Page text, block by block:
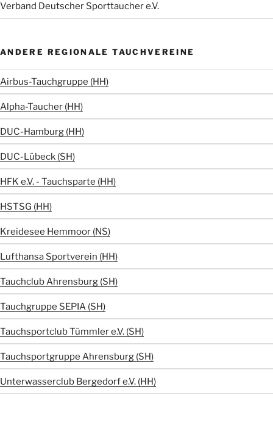
Verband Deutscher Sporttaucher e.V.
ANDERE REGIONALE TAUCHVEREINE
Airbus-Tauchgruppe (HH)
Alpha-Taucher (HH)
DUC-Hamburg (HH)
DUC-Lübeck (SH)
HFK e.V. - Tauchsparte (HH)
HSTSG (HH)
Kreidesee Hemmoor (NS)
Lufthansa Sportverein (HH)
Tauchclub Ahrensburg (SH)
Tauchgruppe SEPIA (SH)
Tauchsportclub Tümmler e.V. (SH)
Tauchsportgruppe Ahrensburg (SH)
Unterwasserclub Bergedorf e.V. (HH)